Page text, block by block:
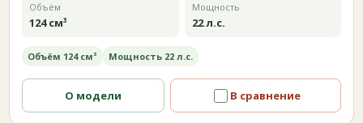
Объём
124 см³
Мощность
22 л.с.
Объём 124 см³ Мощность 22 л.с.
О модели В сравнение